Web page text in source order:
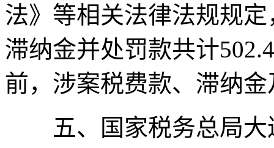
法》等相关法律法规规
滞纳金并处罚款共计
前，涉案税费款、滞纳
五、国家税务总局大